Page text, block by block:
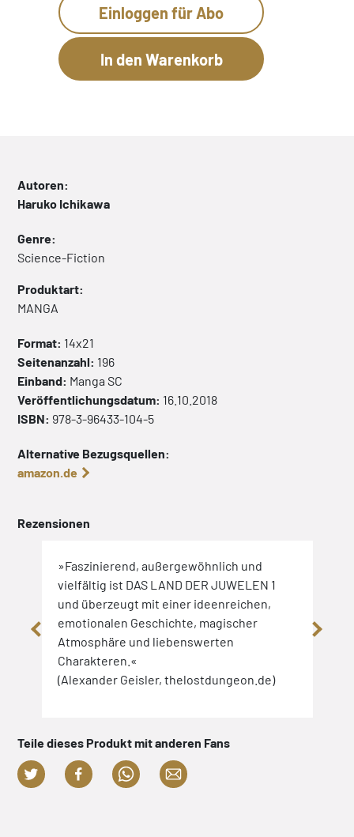
Einloggen für Abo
Autoren:
Haruko Ichikawa
Genre:
Science-Fiction
Produktart:
MANGA
Format: 14x21
Seitenanzahl: 196
Einband: Manga SC
Veröffentlichungsdatum: 16.10.2018
ISBN: 978-3-96433-104-5
Alternative Bezugsquellen:
amazon.de
Rezensionen
»Faszinierend, außergewöhnlich und
vielfältig ist DAS LAND DER JUWELEN 1
und überzeugt mit einer ideenreichen,
emotionalen Geschichte, magischer
Atmosphäre und liebenswerten
Charakteren.«
(Alexander Geisler, thelostdungeon.de)
Teile dieses Produkt mit anderen Fans